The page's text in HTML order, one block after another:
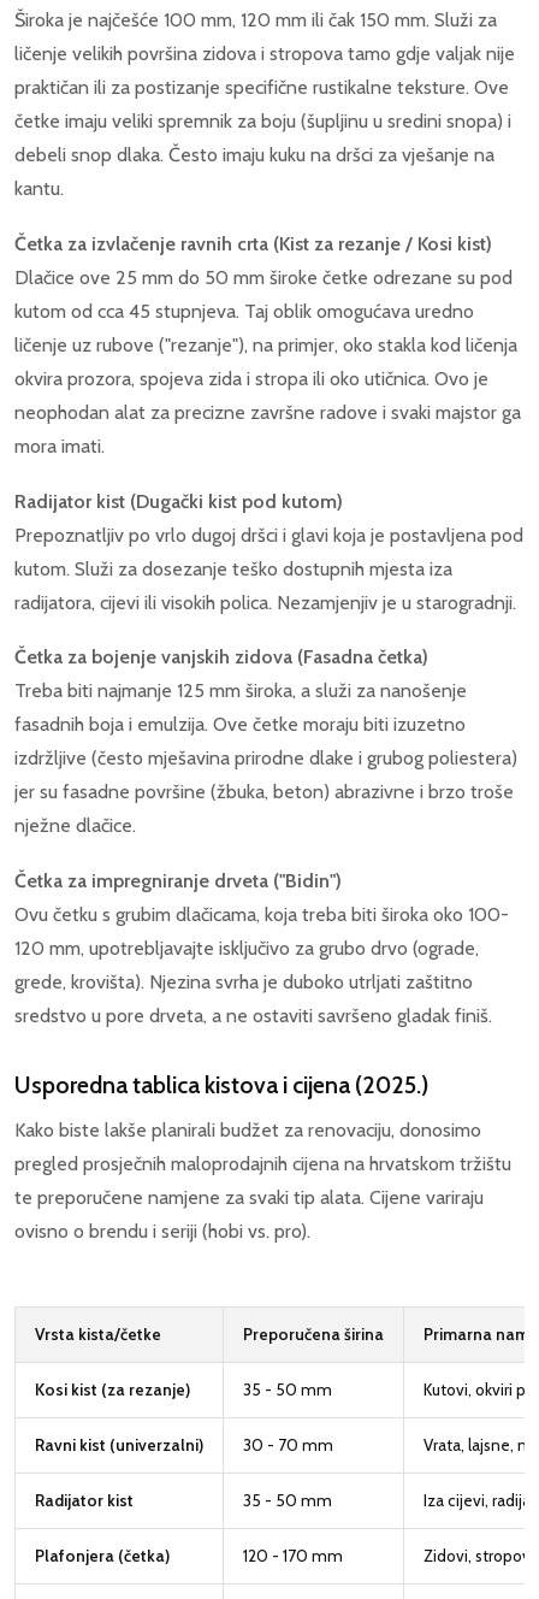
Široka je najčešće 100 mm, 120 mm ili čak 150 mm. Služi za
ličenje velikih površina zidova i stropova tamo gdje valjak nije
praktičan ili za postizanje specifične rustikalne teksture. Ove
četke imaju veliki spremnik za boju (šupljinu u sredini snopa) i
debeli snop dlaka. Često imaju kuku na dršci za vješanje na
kantu.
Četka za izvlačenje ravnih crta (Kist za rezanje / Kosi kist)
Dlačice ove 25 mm do 50 mm široke četke odrezane su pod
kutom od cca 45 stupnjeva. Taj oblik omogućava uredno
ličenje uz rubove ("rezanje"), na primjer, oko stakla kod ličenja
okvira prozora, spojeva zida i stropa ili oko utičnica. Ovo je
neophodan alat za precizne završne radove i svaki majstor ga
mora imati.
Radijator kist (Dugački kist pod kutom)
Prepoznatljiv po vrlo dugoj dršci i glavi koja je postavljena pod
kutom. Služi za dosezanje teško dostupnih mjesta iza
radijatora, cijevi ili visokih polica. Nezamjenjiv je u starogradnji.
Četka za bojenje vanjskih zidova (Fasadna četka)
Treba biti najmanje 125 mm široka, a služi za nanošenje
fasadnih boja i emulzija. Ove četke moraju biti izuzetno
izdržljive (često mješavina prirodne dlake i grubog poliestera)
jer su fasadne površine (žbuka, beton) abrazivne i brzo troše
nježne dlačice.
Četka za impregniranje drveta ("Bidin")
Ovu četku s grubim dlačicama, koja treba biti široka oko 100-
120 mm, upotrebljavajte isključivo za grubo drvo (ograde,
grede, krovišta). Njezina svrha je duboko utrljati zaštitno
sredstvo u pore drveta, a ne ostaviti savršeno gladak finiš.
Usporedna tablica kistova i cijena (2025.)
Kako biste lakše planirali budžet za renovaciju, donosimo
pregled prosječnih maloprodajnih cijena na hrvatskom tržištu
te preporučene namjene za svaki tip alata. Cijene variraju
ovisno o brendu i seriji (hobi vs. pro).
Vrsta kista/četke Preporučena širina Primarna
Kosi kist (za rezanje) 35 - 50 mm Kutovi, okviri
Ravni kist (univerzalni) 30 - 70 mm Vrata, lajsne,
Radijator kist 35 - 50 mm Iza cijevi,
Plafonjera (četka) 120 - 170 mm Zidovi,